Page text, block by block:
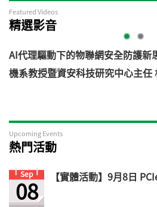
Featured Videos
精選影音
AI代理驅動下的物聯網安全防護
機系教授暨資安科技研究中心主任
Upcoming Events
熱門活動
Sep
08 【實體活動】9月8日